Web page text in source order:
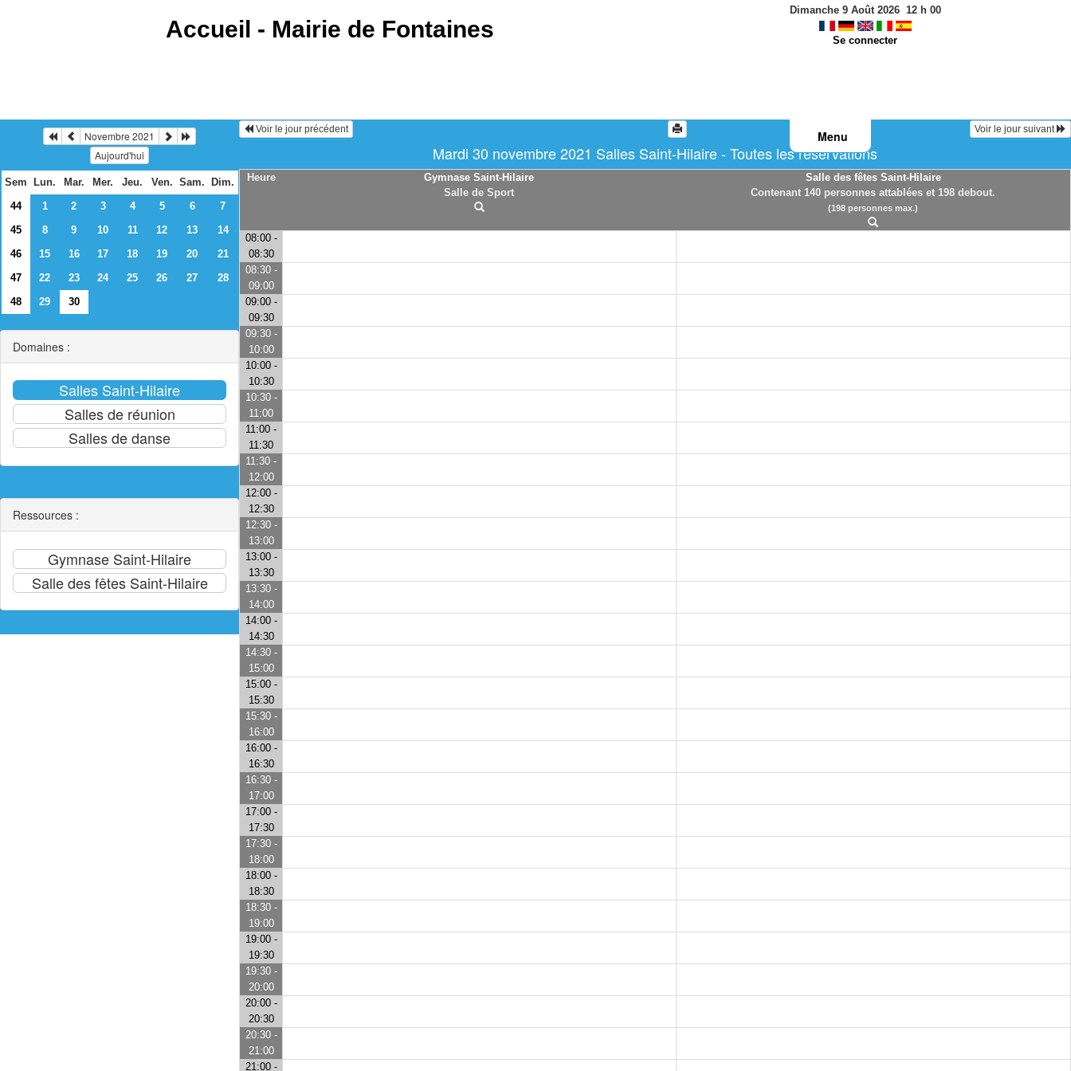
Accueil - Mairie de Fontaines
Dimanche 9 Août 2026 12h 00
Se connecter
Menu
Novembre 2021
Aujourd'hui
Sem Lun. Mar. Mer. Jeu. Ven. Sam. Dim.
44
1 2 3 4 5 6
7
45
8 9 10 11 12 13
14
46
15 16 17 18 19 20
21
47
22 23 24 25 26 27
28
48
29 30
Domaines :
Ressources :
Voir le jour précédent Voir le jour suivant
Mardi 30 novembre 2021 Salles Saint-Hilaire - Toutes les réservations
Heure
Gymnase Saint-Hilaire
Salle de Sport
Salle des fêtes Saint-Hilaire
Contenant 140 personnes attablées et 198 debout.
(198 personnes max.)
08:00 -
08:30
08:30 -
09:00
09:00 -
09:30
09:30 -
10:00
10:00 -
10:30
10:30 -
11:00
11:00 -
11:30
11:30 -
12:00
12:00 -
12:30
12:30 -
13:00
13:00 -
13:30
13:30 -
14:00
14:00 -
14:30
14:30 -
15:00
15:00 -
15:30
15:30 -
16:00
16:00 -
16:30
16:30 -
17:00
17:00 -
17:30
17:30 -
18:00
18:00 -
18:30
18:30 -
19:00
19:00 -
19:30
19:30 -
20:00
20:00 -
20:30
20:30 -
21:00
21:00 -